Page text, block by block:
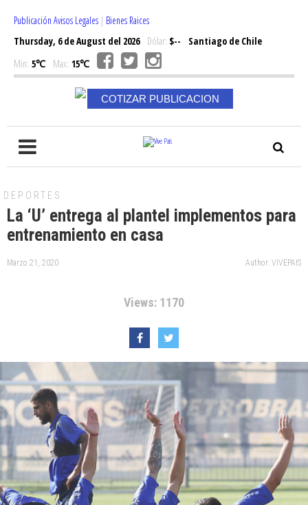
Publicación Avisos Legales | Bienes Raices
Thursday, 6 de August del 2026Dólar: $--
Santiago de Chile
Min: 5℃ Max: 15℃
COTIZAR PUBLICACION
DEPORTES
La ‘U’ entrega al plantel implementos para
entrenamiento en casa
Marzo 21, 2020 Author: VIVEPAIS
Views: 1170